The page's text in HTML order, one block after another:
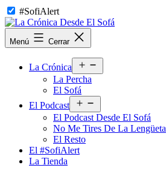
Saltar
al
contenido
#SofiAlert
La
Crónica
Menú Cerrar
La Crónica
el
La Percha
El Sofá
El Podcast
el
menú
El Podcast Desde El Sofá
No Me Tires De La Lengüeta
El Resto
El #SofiAlert
La Tienda